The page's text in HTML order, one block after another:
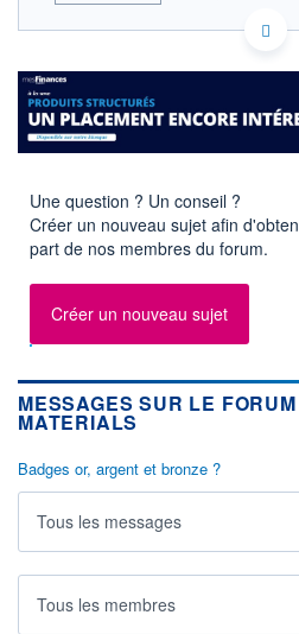
INDICE DE
NASDAQ
US0382221051 AMAT
DONNÉES TEMPS DIFFÉRÉ
Politique d'exécution
Cotation sur les autres places
INDICE DE RÉFÉRENCE
NASDAQ Composite
+ HAUT
428 055 MUSD
Une question ? Un conseil ?
Créer un nouveau sujet afin
part de nos membres du forum.
Créer un nouveau sujet
MESSAGES SUR LE
MATERIALS
Badges or, argent et bronze ?
Tous les messages
Tous les membres